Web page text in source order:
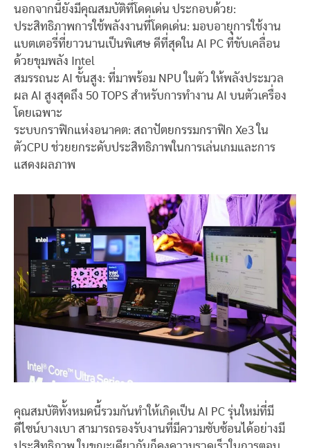
นอกจากนี้ยังมีคุณสมบัติที่โดดเด่น ประกอบด้วย:
ประสิทธิภาพการใช้พลังงานที่โดดเด่น: มอบอายุการใช้งาน
แบตเตอรี่ที่ยาวนานเป็นพิเศษ ดีที่สุดใน AI PC ที่ขับเคลื่อน
ด้วยขุมพลัง Intel
สมรรถนะ AI ขั้นสูง: ที่มาพร้อม NPU ในตัว ให้พลังประมวล
ผล AI สูงสุดถึง 50 TOPS สำหรับการทำงาน AI บนตัวเครื่อง
โดยเฉพาะ
ระบบกราฟิกแห่งอนาคต: สถาปัตยกรรมกราฟิก Xe3 ใน
ตัวCPU ช่วยยกระดับประสิทธิภาพในการเล่นเกมและการ
แสดงผลภาพ
คุณสมบัติทั้งหมดนี้รวมกันทำให้เกิดเป็น AI PC รุ่นใหม่ที่มี
ดีไซน์บางเบา สามารถรองรับงานที่มีความซับซ้อนได้อย่างมี